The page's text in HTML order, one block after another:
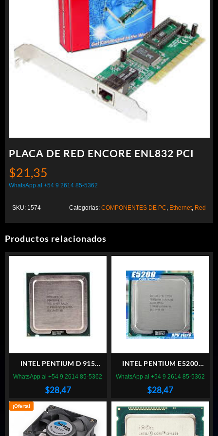
PLACA DE RED ENCORE ENL832 PCI
$21,35
WhatsApp al +54 9 2614 85-5362
SKU: 1574 Categorías: COMPONENTES DE PC Ethernet Red
Productos relacionados
INTEL PENTIUM D 915
SOCKET 775
$28,47
WhatsApp al +54 9 2614 85-5362
INTEL PENTIUM E5200
SOCKET 775
$28,47
WhatsApp al +54 9 2614 85-5362
¡Oferta!